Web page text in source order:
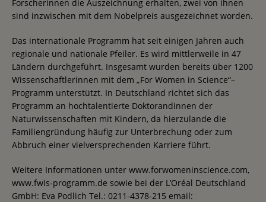
Forscherinnen die Auszeichnung erhalten, zwei von ihnen
sind inzwischen mit dem Nobelpreis ausgezeichnet worden.
Das internationale Programm hat seit einigen Jahren auch
regionale und nationale Pfeiler. Es wird mittlerweile in 47
Ländern durchgeführt. Insgesamt wurden bereits über 1200
Wissenschaftlerinnen mit dem „For Women in Science“–
Programm unterstützt. In Deutschland richtet sich das
Programm an hochtalentierte Doktorandinnen der
Naturwissenschaften mit Kindern, da hierzulande die
Familiengründung häufig zur Unterbrechung oder zum
Abbruch einer vielversprechenden Karriere führt.
Weitere Informationen unter www.forwomeninscience.com,
www.fwis-programm.de sowie bei der L’Oréal Deutschland
GmbH: Eva Podlich Tel.: 0211-4378-215 email: